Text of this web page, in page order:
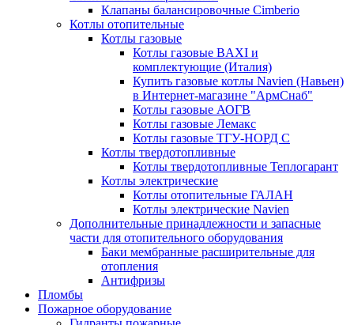
Клапаны балансировочные Cimberio
Котлы отопительные
Котлы газовые
Котлы газовые BAXI и
комплектующие (Италия)
Купить газовые котлы Navien (Навьен)
в Интернет-магазине "АрмСнаб"
Котлы газовые АОГВ
Котлы газовые Лемакс
Котлы газовые ТГУ-НОРД С
Котлы твердотопливные
Котлы твердотопливные Теплогарант
Котлы электрические
Котлы отопительные ГАЛАН
Котлы электрические Navien
Дополнительные принадлежности и запасные
части для отопительного оборудования
Баки мембранные расширительные для
отопления
Антифризы
Пломбы
Пожарное оборудование